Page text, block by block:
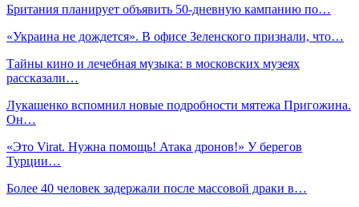
Британия планирует объявить 50-дневную кампанию по…
«Украина не дождется». В офисе Зеленского признали, что…
Тайны кино и лечебная музыка: в московских музеях
рассказали…
Лукашенко вспомнил новые подробности мятежа Пригожина.
Он…
«Это Virat. Нужна помощь! Атака дронов!» У берегов
Турции…
Более 40 человек задержали после массовой драки в…